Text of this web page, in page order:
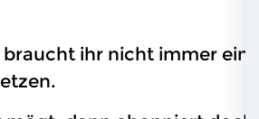
ihr nicht immer eine